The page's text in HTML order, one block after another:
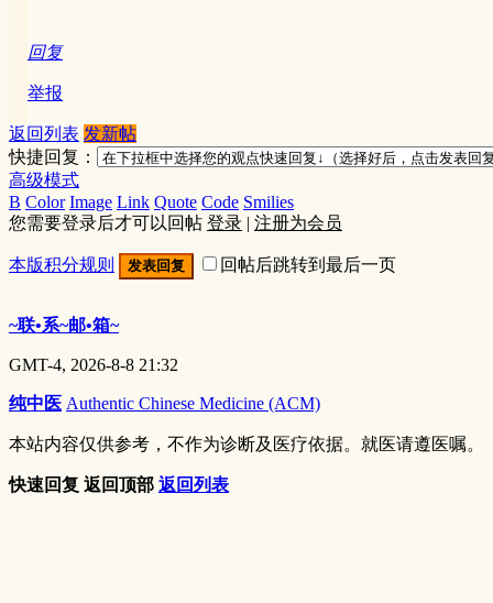
回复
举报
返回列表 发新帖
快捷回复：
高级模式
B Color Image Link Quote Code Smilies
您需要登录后才可以回帖 登录 | 注册为会员
本版积分规则 发表回复 回帖后跳转到最后一页
~联•系~邮•箱~
GMT-4, 2026-8-8 21:32
纯中医 Authentic Chinese Medicine (ACM)
本站内容仅供参考，不作为诊断及医疗依据。就医请遵医嘱。
快速回复 返回顶部 返回列表